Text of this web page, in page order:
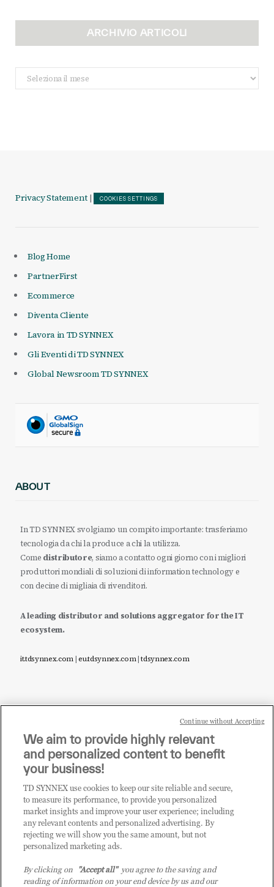
ARCHIVIO ARTICOLI
Archivio
Articoli
Privacy Statement | COOKIES SETTINGS
Blog Home
PartnerFirst
Ecommerce
Diventa Cliente
Lavora in TD SYNNEX
Gli Eventi di TD SYNNEX
Global Newsroom TD SYNNEX
ABOUT
In TD SYNNEX svolgiamo un compito importante: trasferiamo
tecnologia da chi la produce a chi la utilizza.
Come distributore, siamo a contatto ogni giorno con i migliori
produttori mondiali di soluzioni di information technology e
con decine di migliaia di rivenditori.
A leading distributor and solutions aggregator for the IT
ecosystem.
it.tdsynnex.com|eu.tdsynnex.com|tdsynnex.com
Sei un rivenditore di tecnologia e desideri acquistare
i prodotti o le soluzioni trattate sul blog?
CLICCA QUI E DIVENTA
CLIENTE TD SYNNEX
We aim to provide highly relevant
and personalized content to benefit
your business!
TD SYNNEX use cookies to keep our site reliable and secure,
to measure its performance, to provide you personalized
market insights and improve your user experience; including
any relevant contents and personalized advertising. By
rejecting we will show you the same amount, but not
personalized marketing ads.
By clicking on "Accept all"you agree to the saving and
reading of information on your end device by us and our
Continue without Accepting